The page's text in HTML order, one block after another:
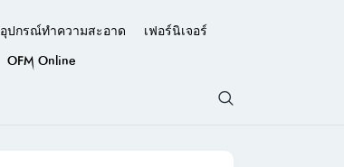
อุปกรณ์ทำความสะอาด
เฟอร์นิเจอร์
OFM Online